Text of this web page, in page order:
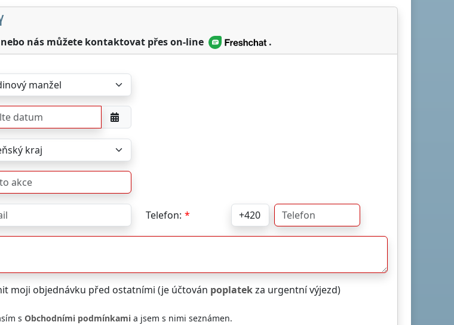
nás můžete kontaktovat přes on-line .
Telefon:
moji objednávku před ostatními (je účtován poplatekza urgentní výjezd)
s Obchodními podmínkami a jsem s nimi seznámen.